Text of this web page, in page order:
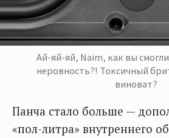
Ай-яй-яй, Naim, как вы
неровность?! Токсичный
виноват?
Панча стало больше —
«пол-литра» внутреннего